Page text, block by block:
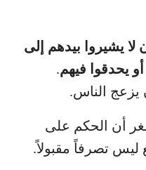
لا يشيروا بيدهم إلى
يحدقوا فيهم.
يزعج الناس.
أن الحكم على
ليس تصرفاً مقبولاً.